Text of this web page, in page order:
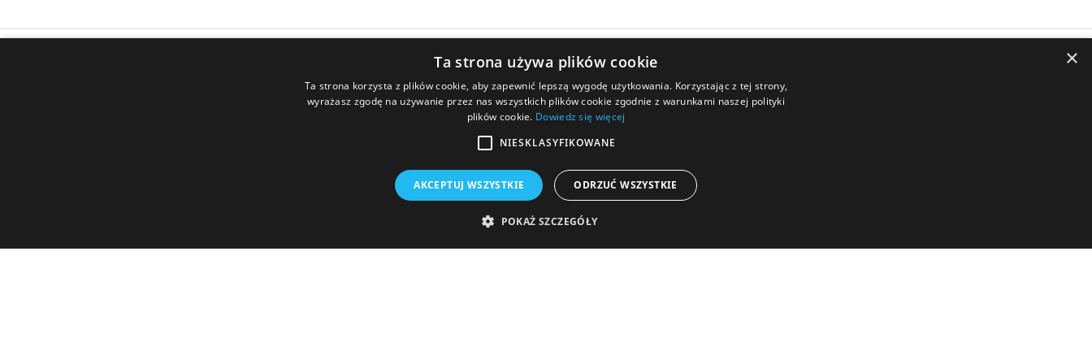
Władze spółki
Dla Wierzyciela
Układ
Komunikaty dla Wierzycieli
Walne Zgromadzenia
×
Ta strona używa plików cookie
Ta strona korzysta z plików cookie, aby zapewnić lepszą wygodę użytkowania. Korzystając z tej strony,
wyrażasz zgodę na używanie przez nas wszystkich plików cookie zgodnie z warunkami naszej polityki
plików cookie. Dowiedz się więcej
NIESKLASYFIKOWANE
AKCEPTUJ WSZYSTKIE ODRZUĆ WSZYSTKIE
POKAŻ SZCZEGÓŁY